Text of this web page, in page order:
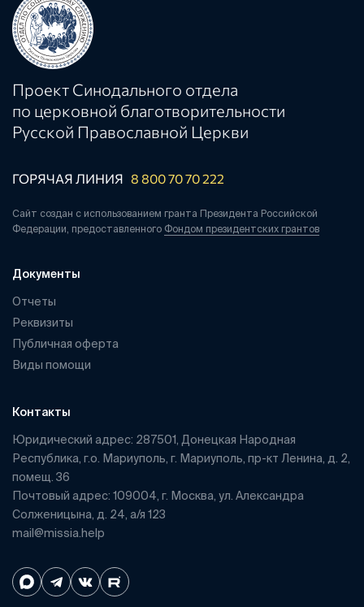
Проект Синодального отдела
по церковной благотворительности
Русской Православной Церкви
ГОРЯЧАЯ ЛИНИЯ 8 800 70 70 222
Сайт создан с использованием гранта Президента Российской
Федерации, предоставленного Фондом президентских грантов
Документы
Отчеты
Реквизиты
Публичная оферта
Виды помощи
Контакты
Юридический адрес: 287501, Донецкая Народная
Республика, г.о. Мариуполь, г. Мариуполь, пр-кт Ленина, д. 2,
помещ. 36
Почтовый адрес: 109004, г. Москва, ул. Александра
Солженицына, д. 24, а/я 123
mail@missia.help